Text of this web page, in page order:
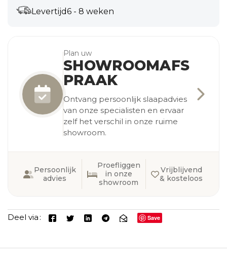
Levertijd6 - 8 weken
Plan uw
SHOWROOMAFS
PRAAK
Ontvang persoonlijk slaapadvies
van onze specialisten en ervaar
zelf het verschil in onze ruime
showroom.
Persoonlijk
advies
Proefliggen
in onze
showroom
Vrijblijvend
& kosteloos
Deel via Save